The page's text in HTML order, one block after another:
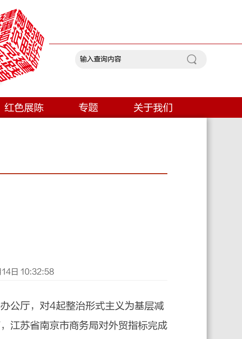
红色展陈 专题 关于我们
日 10:32:58
公厅，对4起整治形式主义为基层减
江苏省南京市商务局对外贸指标完成